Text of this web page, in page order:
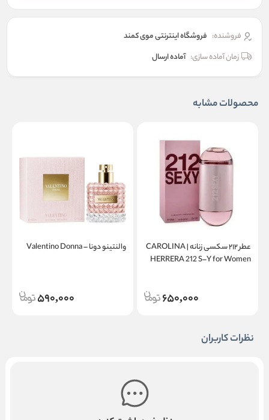
فروشنده: فروشگاه اینترنتی موی کمند
زمان آماده سازی: آماده ارسال
محصولات مشابه
عطر ۲۱۲ سکسی زنانه | CAROLINA
HERRERA 212 S–Y for Women
650,000
والنتینو دونا – Valentino Donna
590,000
نظرات کاربران